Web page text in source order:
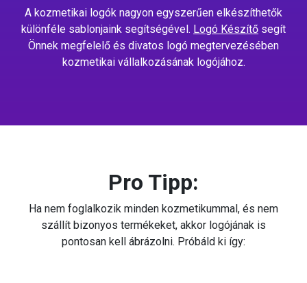
A kozmetikai logók nagyon egyszerűen elkészíthetők
különféle sablonjaink segítségével. Logó Készítő segít
Önnek megfelelő és divatos logó megtervezésében
kozmetikai vállalkozásának logójához.
Pro Tipp:
Ha nem foglalkozik minden kozmetikummal, és nem
szállít bizonyos termékeket, akkor logójának is
pontosan kell ábrázolni. Próbáld ki így: